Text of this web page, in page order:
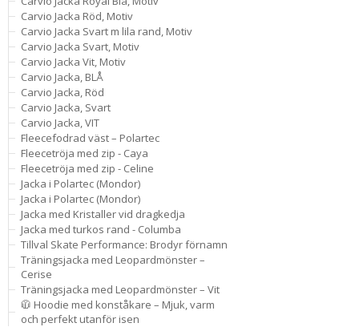
Carvio Jacka Röd, Motiv
Carvio Jacka Svart m lila rand, Motiv
Carvio Jacka Svart, Motiv
Carvio Jacka Vit, Motiv
Carvio Jacka, BLÅ
Carvio Jacka, Röd
Carvio Jacka, Svart
Carvio Jacka, VIT
Fleecefodrad väst – Polartec
Fleecetröja med zip - Caya
Fleecetröja med zip - Celine
Jacka i Polartec (Mondor)
Jacka i Polartec (Mondor)
Jacka med Kristaller vid dragkedja
Jacka med turkos rand - Columba
Tillval Skate Performance: Brodyr förnamn
Träningsjacka med Leopardmönster –
Cerise
Träningsjacka med Leopardmönster – Vit
🧥 Hoodie med konståkare – Mjuk, varm
och perfekt utanför isen